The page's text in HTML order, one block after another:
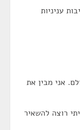
עניניות
אני מבין את
רוצה להשאיר